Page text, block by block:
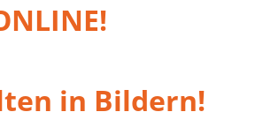
in Bildern!